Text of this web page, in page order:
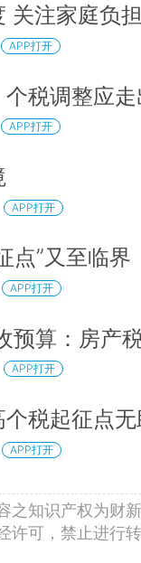
关注家庭负担
APP打开
个税调整应
APP打开
APP打开
点”又至临界
APP打开
预算：房产
APP打开
税起征点
APP打开
之知识产权为财
许可，禁止进行